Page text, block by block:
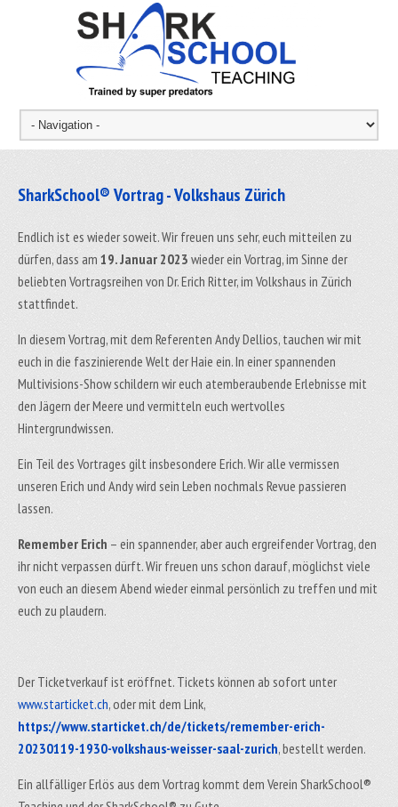
SharkSchool® Vortrag - Volkshaus Zürich
Endlich ist es wieder soweit. Wir freuen uns sehr, euch mitteilen zu
dürfen, dass am 19. Januar 2023 wieder ein Vortrag, im Sinne der
beliebten Vortragsreihen von Dr. Erich Ritter, im Volkshaus in Zürich
stattfindet.
In diesem Vortrag, mit dem Referenten Andy Dellios, tauchen wir mit
euch in die faszinierende Welt der Haie ein. In einer spannenden
Multivisions-Show schildern wir euch atemberaubende Erlebnisse mit
den Jägern der Meere und vermitteln euch wertvolles
Hintergrundwissen.
Ein Teil des Vortrages gilt insbesondere Erich. Wir alle vermissen
unseren Erich und Andy wird sein Leben nochmals Revue passieren
lassen.
Remember Erich – ein spannender, aber auch ergreifender Vortrag, den
ihr nicht verpassen dürft. Wir freuen uns schon darauf, möglichst viele
von euch an diesem Abend wieder einmal persönlich zu treffen und mit
euch zu plaudern.
Der Ticketverkauf ist eröffnet. Tickets können ab sofort unter
www.starticket.ch, oder mit dem Link,
https://www.starticket.ch/de/tickets/remember-erich-
20230119-1930-volkshaus-weisser-saal-zurich, bestellt werden.
Ein allfälliger Erlös aus dem Vortrag kommt dem Verein SharkSchool®